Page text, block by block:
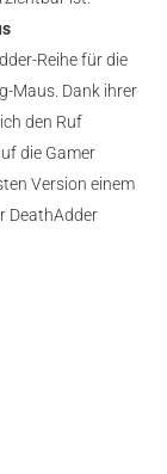
Reihe für die
Maus. Dank ihrer
den Ruf
die Gamer
Version einem
DeathAdder